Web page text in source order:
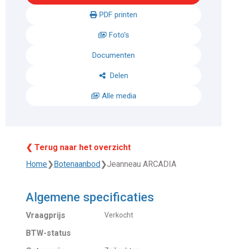
PDF printen
Foto's
Documenten
Delen
Alle media
❮ Terug naar het overzicht
Home❯Botenaanbod❯Jeanneau ARCADIA
Algemene specificaties
Vraagprijs Verkocht
BTW-status